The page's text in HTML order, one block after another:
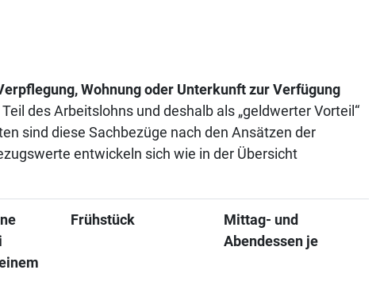
Wohnung oder Unterkunft zur Verfügung
des Arbeitslohns und deshalb als „geldwerter Vorteil“
sind diese Sachbezüge nach den Ansätzen der
entwickeln sich wie in der Übersicht
Frühstück
Mittag- und
Abendessen je